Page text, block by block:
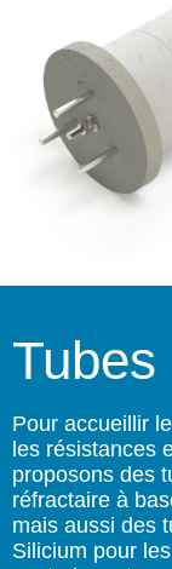
Pour accueillir
les résistances
proposons des
réfractaire à
mais aussi des
Silicium pour